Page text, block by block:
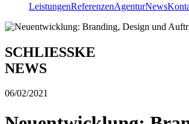
LeistungenReferenzenAgenturNews
SCHLIESSKE
NEWS
06/02/2021